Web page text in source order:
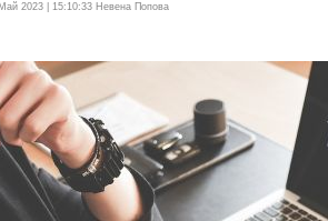
2023 | 15:10:33 Невена Попова